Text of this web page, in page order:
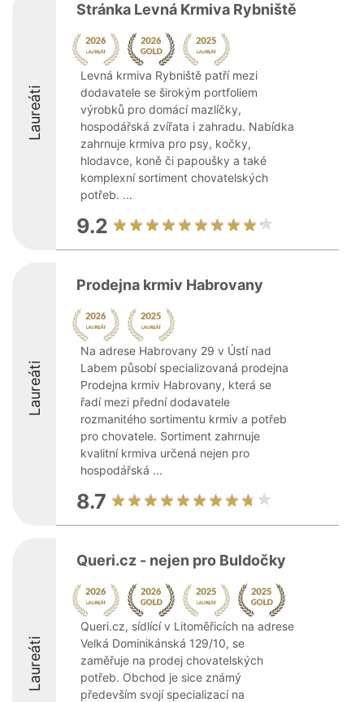
Laureáti
Stránka Levná Krmiva Rybniště
Levná krmiva Rybniště patří mezi
dodavatele se širokým portfoliem
výrobků pro domácí mazlíčky,
hospodářská zvířata i zahradu. Nabídka
zahrnuje krmiva pro psy, kočky,
hlodavce, koně či papoušky a také
komplexní sortiment chovatelských
potřeb. ...
9.2
Laureáti
Prodejna krmiv Habrovany
Na adrese Habrovany 29 v Ústí nad
Labem působí specializovaná prodejna
Prodejna krmiv Habrovany, která se
řadí mezi přední dodavatele
rozmanitého sortimentu krmiv a potřeb
pro chovatele. Sortiment zahrnuje
kvalitní krmiva určená nejen pro
hospodářská ...
8.7
Laureáti
Queri.cz - nejen pro Buldočky
Queri.cz, sídlící v Litoměřicích na adrese
Velká Dominikánská 129/10, se
zaměřuje na prodej chovatelských
potřeb. Obchod je sice známý
především svojí specializací na